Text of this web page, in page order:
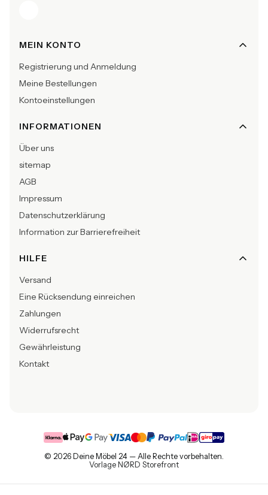
Fußzeilenmenü
MEIN KONTO
Registrierung und Anmeldung
Meine Bestellungen
Kontoeinstellungen
INFORMATIONEN
Über uns
sitemap
AGB
Impressum
Datenschutzerklärung
Information zur Barrierefreiheit
HILFE
Versand
Eine Rücksendung einreichen
Zahlungen
Widerrufsrecht
Gewährleistung
Kontakt
© 2026 Deine Möbel 24 — Alle Rechte vorbehalten.
Vorlage NØRD Storefront